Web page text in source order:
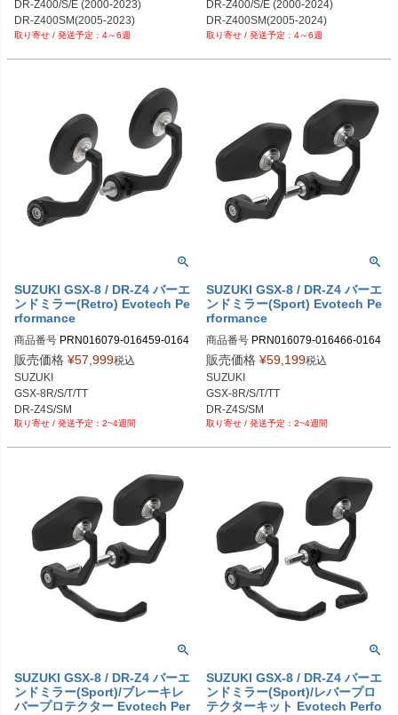
DR-Z400/S/E (2000-2023)
DR-Z400SM(2005-2023)
DR-Z4S/SM(2025-2026)
4～6週
DR-Z400/S/E (2000-2024)
DR-Z400SM(2005-2024)
DR-Z4S/SM(2025-2026)
4～6週
SUZUKI GSX-8 / DR-Z4 バーエ
ンドミラー(Retro) Evotech Pe
rformance
商品番号 PRN016079-016459-0164
69-016516
PRN016079-016459-016469-01651
6-04
PRN016079-016459-016469-01651
6-05
6-06
PRN016079-016459-016469-01651
PRN016079-016459-016469-01651
6-09
販売価格 ¥57,999税込
SUZUKI
GSX-8R/S/T/TT
DR-Z4S/SM
2~4週間
SUZUKI GSX-8 / DR-Z4 バーエ
ンドミラー(Sport) Evotech Pe
rformance
商品番号 PRN016079-016466-0164
69-016516
PRN016079-016466-016469-01651
6-04
PRN016079-016466-016469-01651
6-05
6-06
PRN016079-016466-016469-01651
PRN016079-016466-016469-01651
6-09
販売価格 ¥59,199税込
SUZUKI
GSX-8R/S/T/TT
DR-Z4S/SM
2~4週間
SUZUKI GSX-8 / DR-Z4 バーエ
ンドミラー(Sport)/ブレーキレ
バープロテクター Evotech Per
SUZUKI GSX-8 / DR-Z4 バーエ
ンドミラー(Sport)/レバープロ
テクターキット Evotech Perfo